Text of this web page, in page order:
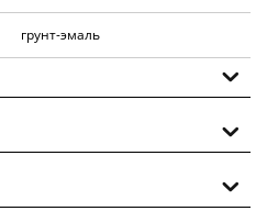
грунт-эмаль